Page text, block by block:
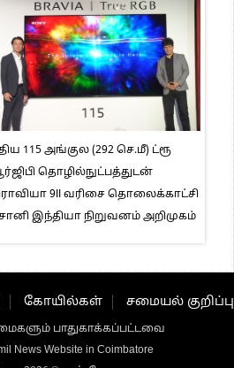
115 அங்குல (292 செ.மீ) ட்ரூ
தொழில்நுட்பத்துடன்
9II வரிசை தொலைக்காட்சி
இந்தியா நிறுவனம் அறிமுகம்
கோயில்கள் சமையல் குறிப்பு
பாதுகாக்கப்பட்டவை
News Website in Coimbatore